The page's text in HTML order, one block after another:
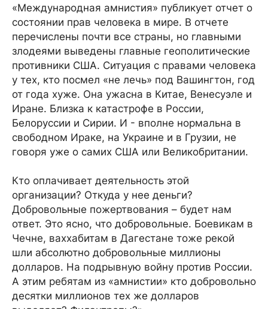
«Международная амнистия» публикует отчет о
состоянии прав человека в мире. В отчете
перечислены почти все страны, но главными
злодеями выведены главные геополитические
противники США. Ситуация с правами человека
у тех, кто посмел «не лечь» под Вашингтон, год
от года хуже. Она ужасна в Китае, Венесуэле и
Иране. Близка к катастрофе в России,
Белоруссии и Сирии. И - вполне нормальна в
свободном Ираке, на Украине и в Грузии, не
говоря уже о самих США или Великобритании.
Кто оплачивает деятельность этой
организации? Откуда у нее деньги?
Добровольные пожертвования – будет нам
ответ. Это ясно, что добровольные. Боевикам в
Чечне, ваххабитам в Дагестане тоже рекой
шли абсолютно добровольные миллионы
долларов. На подрывную войну против России.
А этим ребятам из «амнистии» кто добровольно
десятки миллионов тех же долларов